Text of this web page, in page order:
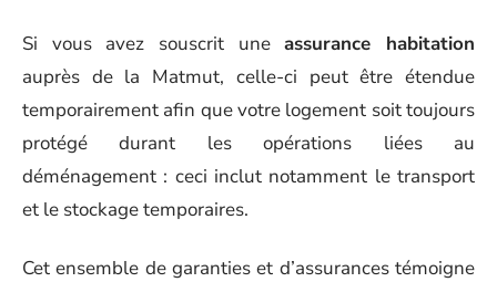
Si vous avez souscrit uneassurance habitation
auprès de la Matmut, celle-ci peut être étendue
temporairement afin que votre logement soit toujours
protégé durant les opérations liées au
déménagement : ceci inclut notamment le transport
et le stockage temporaires.
Cet ensemble de garanties et d’assurances témoigne